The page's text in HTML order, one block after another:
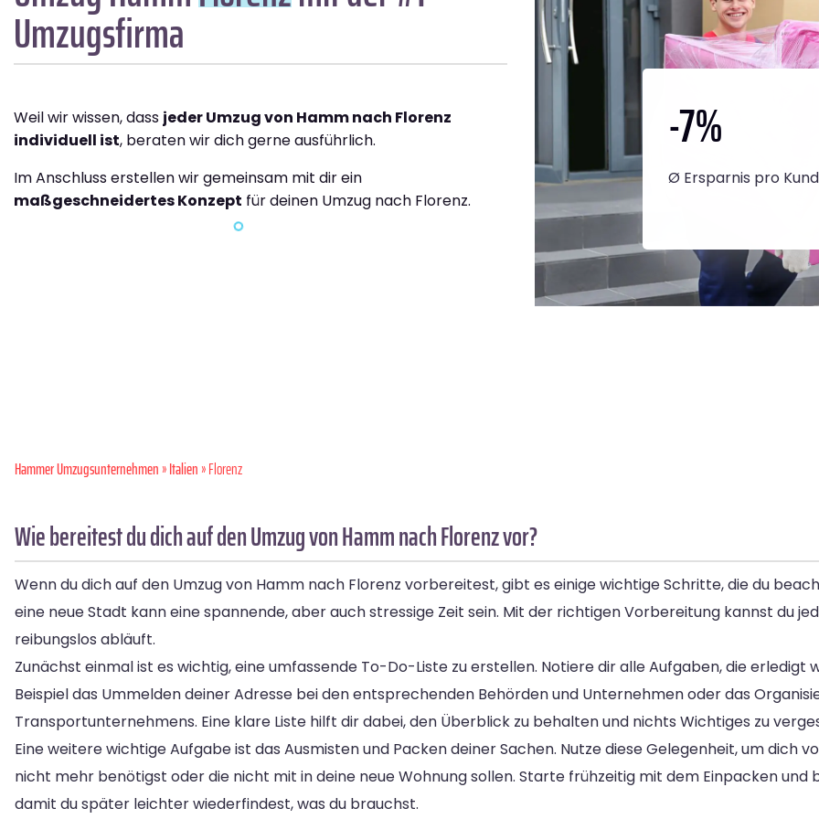
Umzugsfirma
Weil wir wissen, dass jeder Umzug von Hamm nach Florenz
individuell ist, beraten wir dich gerne ausführlich.
Im Anschluss erstellen wir gemeinsam mit dir ein
maßgeschneidertes Konzept für deinen Umzug nach Florenz.
-7%
Ø Ersparnis pro
Hammer Umzugsunternehmen»Italien» Florenz
Wie bereitest du dich auf den Umzug von Hamm nach Florenz vor?
Wenn du dich auf den Umzug von Hamm nach Florenz vorbereitest, gibt es einige wichtige Schritte, die du
eine neue Stadt kann eine spannende, aber auch stressige Zeit sein. Mit der richtigen Vorbereitung kannst du
reibungslos abläuft.
Zunächst einmal ist es wichtig, eine umfassende To-Do-Liste zu erstellen. Notiere dir alle Aufgaben, die erledigt
Beispiel das Ummelden deiner Adresse bei den entsprechenden Behörden und Unternehmen oder das
Transportunternehmens. Eine klare Liste hilft dir dabei, den Überblick zu behalten und nichts Wichtiges zu
Eine weitere wichtige Aufgabe ist das Ausmisten und Packen deiner Sachen. Nutze diese Gelegenheit, um dich
nicht mehr benötigst oder die nicht mit in deine neue Wohnung sollen. Starte frühzeitig mit dem Einpacken und
damit du später leichter wiederfindest, was du brauchst.